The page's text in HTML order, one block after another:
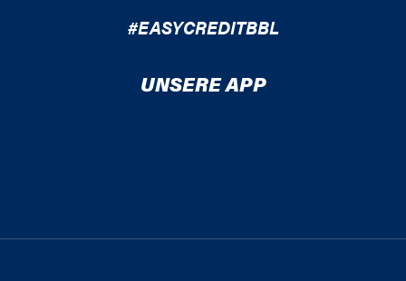
#EASYCREDITBBL
UNSERE APP